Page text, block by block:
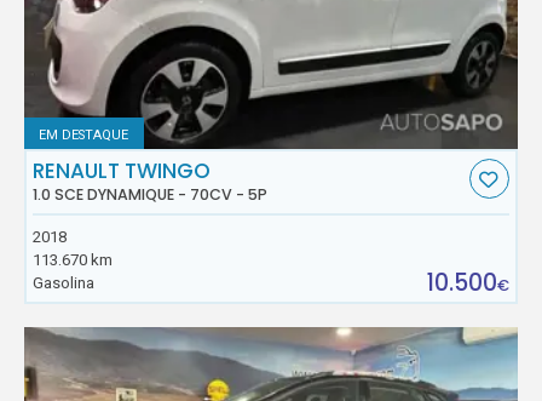
EM DESTAQUE
RENAULT TWINGO
1.0 SCE DYNAMIQUE - 70CV - 5P
2018
113.670 km
Gasolina
10.500€